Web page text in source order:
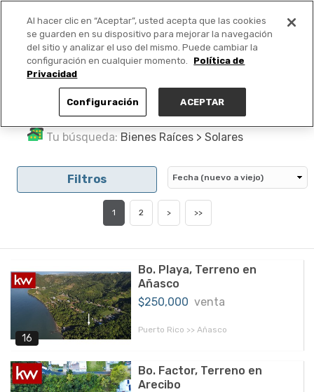
PUBLICA GRATIS +
Tu búsqueda: Bienes Raíces > Solares
Filtros
1 2 > >>
16
Bo. Playa, Terreno en
Añasco
$250,000 venta
Puerto Rico >> Añasco
Bo. Factor, Terreno en
Arecibo
Al hacer clic en “Aceptar”, usted acepta que las cookies
se guarden en su dispositivo para mejorar la navegación
del sitio y analizar el uso del mismo. Puede cambiar la
configuración en cualquier momento.
Política de
Privacidad
Configuración ACEPTAR